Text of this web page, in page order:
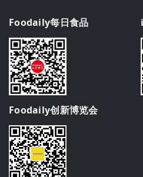
Foodaily每日食品
Foodaily创新博览会